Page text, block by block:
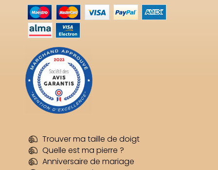
Trouver ma taille de doigt
Quelle est ma pierre ?
Anniversaire de mariage